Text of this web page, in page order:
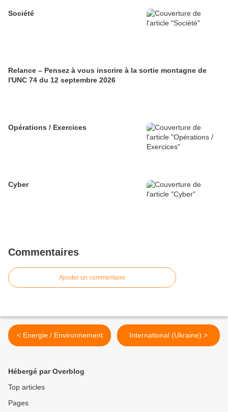
Société
Relance – Pensez à vous inscrire à la sortie montagne de
l'UNC 74 du 12 septembre 2026
Opérations / Exercices
Cyber
Commentaires
Ajouter un commentaire
< Energie / Environnement International (Ukraine) >
Hébergé par Overblog
Top articles
Pages